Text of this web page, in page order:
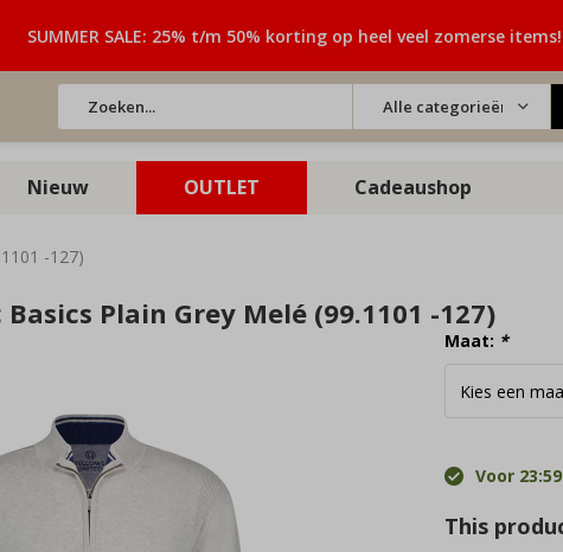
Alle categorieën
SUMMER SALE: 25% t/m 50% korting op heel veel zomerse items!
Nieuw OUTLET Cadeaushop
-127)
Plain Grey Melé (99.1101 -127)
Maat: *
Voor
This